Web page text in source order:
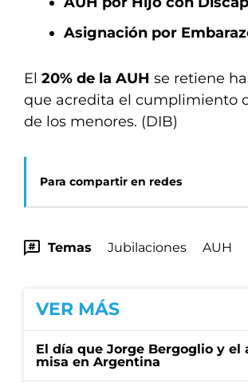
Asignación por
El 20% de la AUH se retiene
que acredita el cumplimiento
de los menores. (DIB)
Para compartir en redes
Temas Jubilaciones AUH
VER MÁS
El día que Jorge Bergoglio y
misa en Argentina